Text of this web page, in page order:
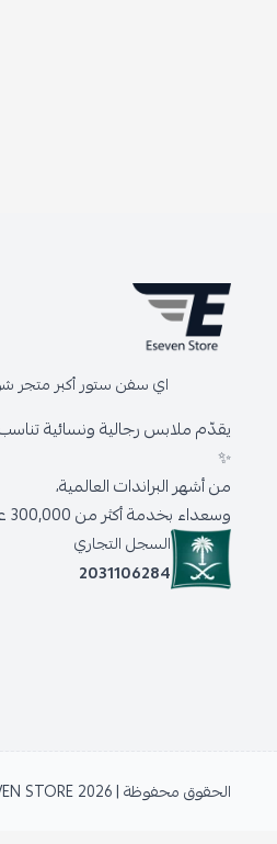
اي سفن ستور أكبر متجر
يقدّم ملابس رجالية ونسائية
✨
من أشهر البراندات العالمية،
وسعداء بخدمة أكثر من 300,000 عميل حول المملكة.
السجل التجاري
2031106284
الحقوق محفوظة | 2026 STORE